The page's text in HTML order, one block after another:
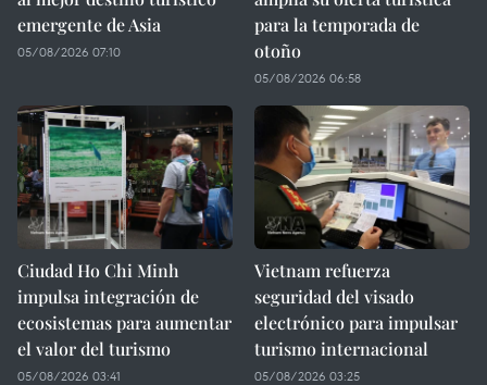
emergente de Asia
05/08/2026 07:10
para la temporada de
otoño
05/08/2026 06:58
Ciudad Ho Chi Minh
impulsa integración de
ecosistemas para aumentar
el valor del turismo
05/08/2026 03:41
Vietnam refuerza
seguridad del visado
electrónico para impulsar
turismo internacional
05/08/2026 03:25